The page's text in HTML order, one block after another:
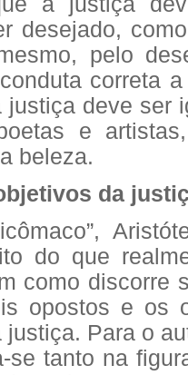
desejado,
pelo
correta
deve ser
e
beleza.
da
do que
como discorre
opostos e os
Para o
se tanto na